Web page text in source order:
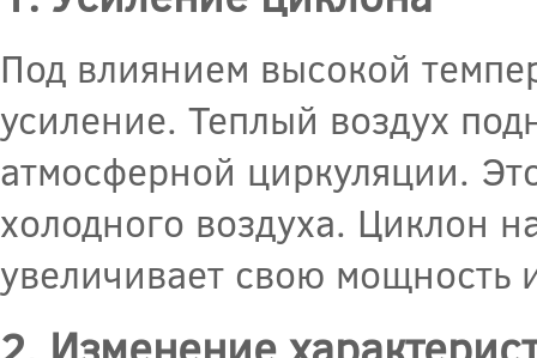
Под влиянием высокой
усиление. Теплый воздух
атмосферной циркуляции.
холодного воздуха. Циклон
увеличивает свою мощность